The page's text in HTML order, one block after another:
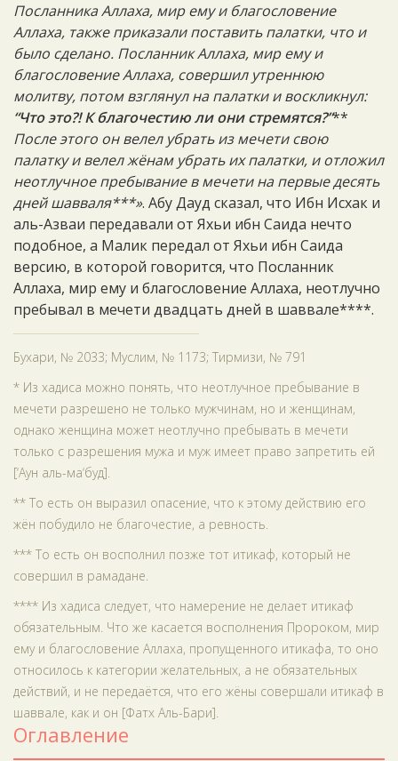
Посланника Аллаха, мир ему и благословение
Аллаха, также приказали поставить палатки, что и
было сделано. Посланник Аллаха, мир ему и
благословение Аллаха, совершил утреннюю
молитву, потом взглянул на палатки и воскликнул:
“Что это?! К благочестию ли они стремятся?”**
После этого он велел убрать из мечети свою
палатку и велел жёнам убрать их палатки, и отложил
неотлучное пребывание в мечети на первые десять
дней шавваля***». Абу Дауд сказал, что Ибн Исхак и
аль-Азваи передавали от Яхьи ибн Саида нечто
подобное, а Малик передал от Яхьи ибн Саида
версию, в которой говорится, что Посланник
Аллаха, мир ему и благословение Аллаха, неотлучно
пребывал в мечети двадцать дней в шаввале****.
Бухари, № 2033; Муслим, № 1173; Тирмизи, № 791
* Из хадиса можно понять, что неотлучное пребывание в
мечети разрешено не только мужчинам, но и женщинам,
однако женщина может неотлучно пребывать в мечети
только с разрешения мужа и муж имеет право запретить ей
[‘Аун аль-ма‘буд].
** То есть он выразил опасение, что к этому действию его
жён побудило не благочестие, а ревность.
*** То есть он восполнил позже тот итикаф, который не
совершил в рамадане.
**** Из хадиса следует, что намерение не делает итикаф
обязательным. Что же касается восполнения Пророком, мир
ему и благословение Аллаха, пропущенного итикафа, то оно
относилось к категории желательных, а не обязательных
действий, и не передаётся, что его жёны совершали итикаф в
шаввале, как и он [Фатх Аль-Бари].
Оглавление